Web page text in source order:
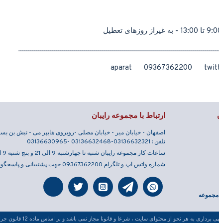
aparat 09367362200
ارتباط با مجموعه رایبان
اصفهان - خیابان میر - خیابان مصلی -روبروی هایپر می - نبش بن بست 23 - ساختمان
تلفن : 03136632321-03136632468 -03136630965
ساعات کار مجموعه رایبان شنبه تا چهارشنبه 9 الی 21 و پنج شنبه 9 الی 13
شماره واتس اپ و تلگرام 09367362200 جهت پشتیبانی و پاسخگویی 24 ساعته
و قانونا مجاز نمی باشد و بر اساس ماده 12 قانون جرايم رايانه ای پيگرد قانونی دارد. طراحی و توسعه تیم فراتعمیر1403 -1395